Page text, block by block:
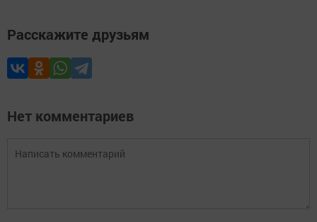
Расскажите друзьям
Нет комментариев